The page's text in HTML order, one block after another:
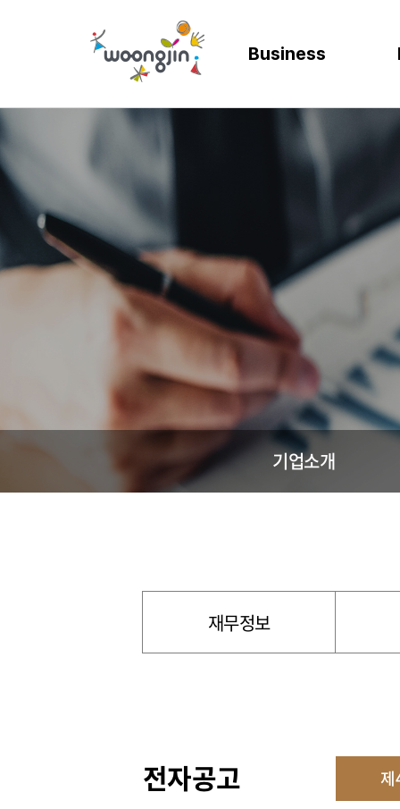
Business
AICC | AI 고객상담 시스템
WIKL | AI 인사이트 플랫폼
AI웅수 | 그룹웨어 AI
SAP Joule
Mendix MAIA
Business Synergy Suite
고객 만족도 및 충성도
사업 확장 및 브랜드 신
통합 관리 및 운영 효
디지털 혁신을 위
프로세스 정립 및
효율적인 자원관리
디지털
인공
계획과
기업소개
재무정보
전자공고 제